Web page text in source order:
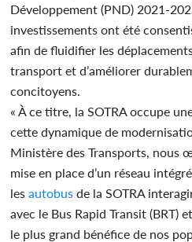
Développement (PND) 2021-
investissements ont été
afin de fluidifier les
transport et d’améliorer
concitoyens.
« À ce titre, la SOTRA occupe
cette dynamique de
Ministère des Transports, nous
mise en place d’un réseau
lesautobus de la SOTRA
avec le Bus Rapid Transit (BRT)
le plus grand bénéfice de nos